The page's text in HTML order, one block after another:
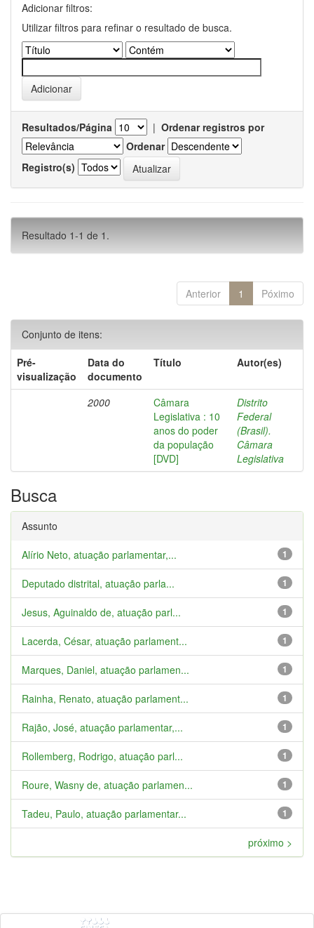
Adicionar filtros:
Utilizar filtros para refinar o resultado de busca.
Resultados/Página | Ordenar registros por
Ordenar
Registro(s)
Resultado 1-1 de 1.
Anterior 1 Póximo
Conjunto de itens:
Pré-
visualização
Data do
documento
Título Autor(es)
2000
Câmara
Legislativa : 10
anos do poder
da população
[DVD]
Distrito
Federal
(Brasil).
Câmara
Legislativa
Busca
Assunto
1
Alírio Neto, atuação parlamentar,...
1
Deputado distrital, atuação parla...
1
Jesus, Aguinaldo de, atuação parl...
1
Lacerda, César, atuação parlament...
1
Marques, Daniel, atuação parlamen...
1
Rainha, Renato, atuação parlament...
1
Rajão, José, atuação parlamentar,...
1
Rollemberg, Rodrigo, atuação parl...
1
Roure, Wasny de, atuação parlamen...
1
Tadeu, Paulo, atuação parlamentar...
próximo >